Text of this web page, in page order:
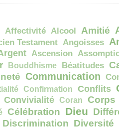
En
si le
il
il
qui
la
Si
Affectivité Alcool Amitié
Testament Angoisses
Ascension
Bouddhisme Béatitudes
Communication
Confirmation Conflits
Convivialité Coran Corps
Célébration Dieu
Discrimination Diversité